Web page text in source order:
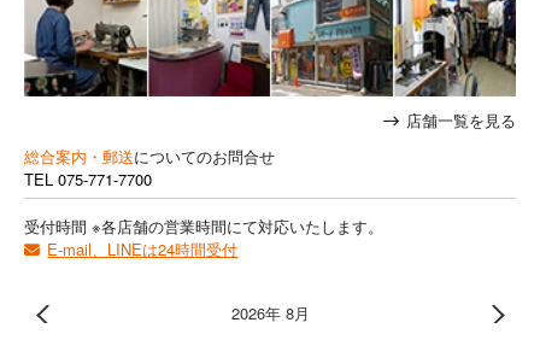
店舗一覧を見る
総合案内・郵送についてのお問合せ
TEL 075-771-7700
受付時間 ※各店舗の営業時間にて対応いたします。
E-mail、LINEは24時間受付
2026年 8月